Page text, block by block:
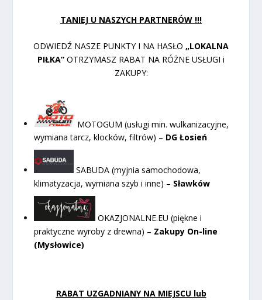
TANIEJ U NASZYCH PARTNERÓW !!!
ODWIEDŹ NASZE PUNKTY I NA HASŁO „LOKALNA
PIŁKA” OTRZYMASZ RABAT NA RÓŻNE USŁUGI i
ZAKUPY:
MOTOGUM (usługi min. wulkanizacyjne,
wymiana tarcz, klocków, filtrów) – DG Łosień
SABUDA (myjnia samochodowa,
klimatyzacja, wymiana szyb i inne) – Sławków
OKAZJONALNE.EU (piękne i
praktyczne wyroby z drewna) – Zakupy On-line
(Mysłowice)
RABAT UZGADNIANY NA MIEJSCU lub